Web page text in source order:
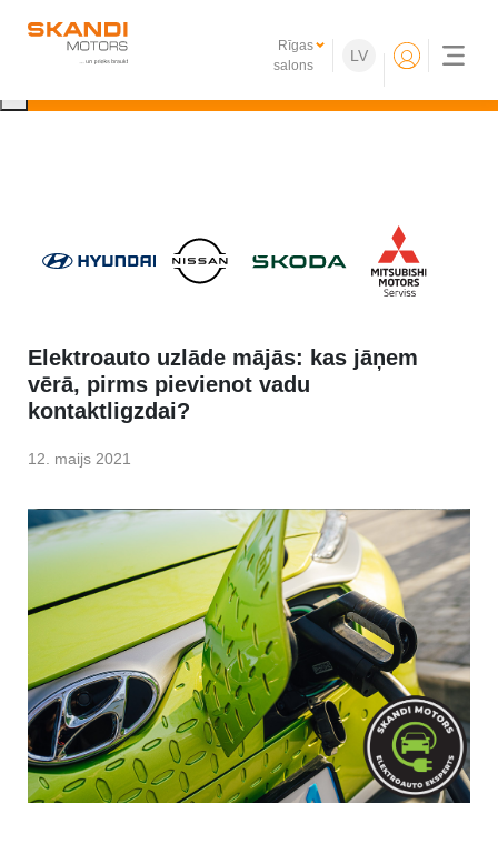
Rīgas
salons
LV
Uzzini vairāk
Elektroauto uzlāde mājās: kas jāņem
vērā, pirms pievienot vadu
kontaktligzdai?
12. maijs 2021